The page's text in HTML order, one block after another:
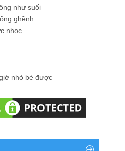
như suối
ghềnh
nhọc
nhỏ bé được